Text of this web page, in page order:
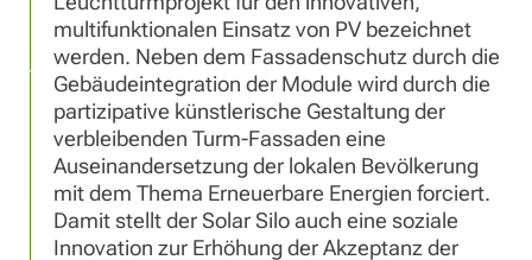
multifunktionalen Einsatz von PV bezeichnet
werden. Neben dem Fassadenschutz durch die
Gebäudeintegration der Module wird durch die
partizipative künstlerische Gestaltung der
verbleibenden Turm-Fassaden eine
Auseinandersetzung der lokalen Bevölkerung
mit dem Thema Erneuerbare Energien forciert.
Damit stellt der Solar Silo auch eine soziale
Innovation zur Erhöhung der Akzeptanz der